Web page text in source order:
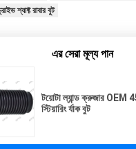
শ্যাফ্ট রাবার বুট
এর সেরা মূল্য পান
টয়োটা ল্যান্ড ক্রুজার
স্টিয়ারিং র্যাক বুট